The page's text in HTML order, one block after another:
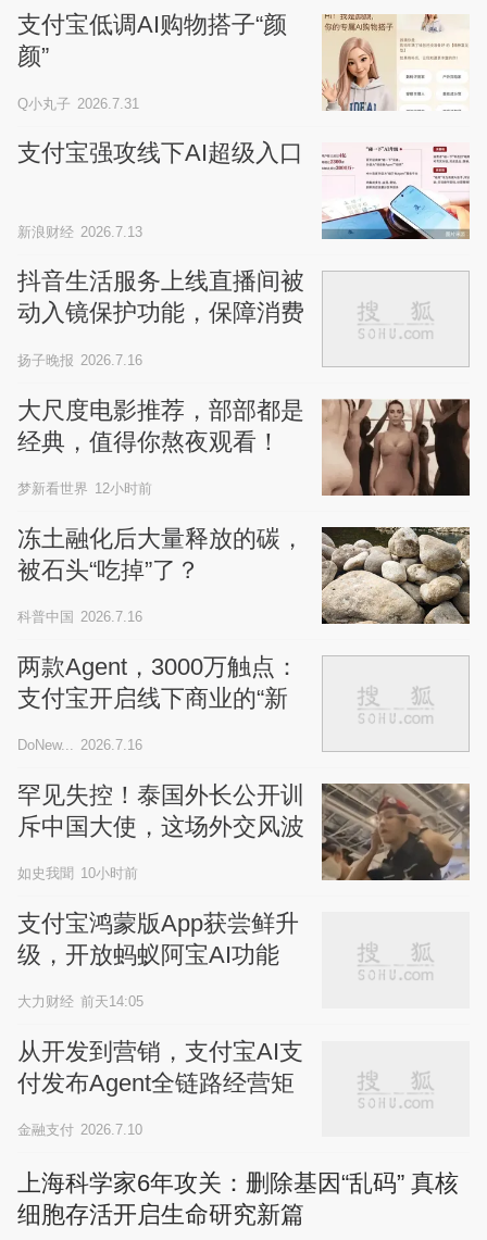
支付宝低调AI购物搭子“颜
颜”
Q小丸子 2026.7.31
支付宝强攻线下AI超级入口
新浪财经 2026.7.13
抖音生活服务上线直播间被
动入镜保护功能，保障消费
扬子晚报 2026.7.16
大尺度电影推荐，部部都是
经典，值得你熬夜观看！
梦新看世界 12小时前
冻土融化后大量释放的碳，
被石头“吃掉”了？
科普中国 2026.7.16
两款Agent，3000万触点：
支付宝开启线下商业的“新
DoNew... 2026.7.16
罕见失控！泰国外长公开训
斥中国大使，这场外交风波
如史我聞 10小时前
支付宝鸿蒙版App获尝鲜升
级，开放蚂蚁阿宝AI功能
大力财经 前天14:05
从开发到营销，支付宝AI支
付发布Agent全链路经营矩
金融支付 2026.7.10
上海科学家6年攻关：删除基因“乱码” 真核
细胞存活开启生命研究新篇